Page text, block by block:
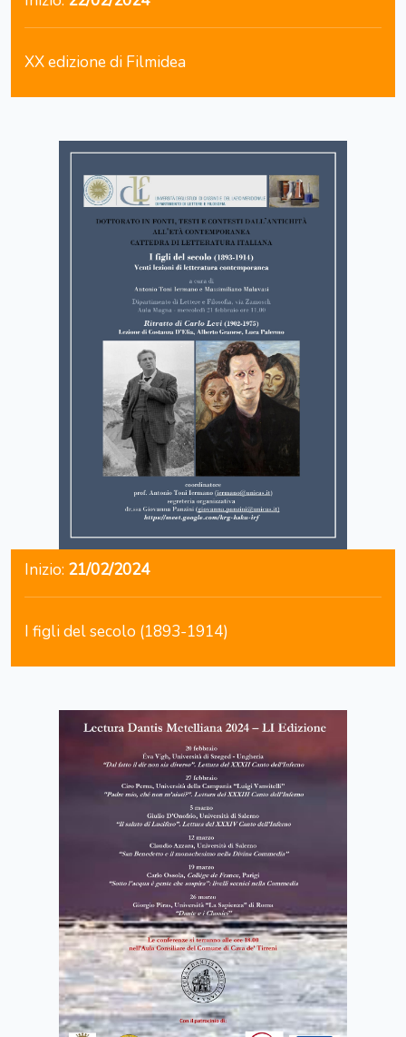
XX edizione di Filmidea
Inizio: 21/02/2024
I figli del secolo (1893-1914)